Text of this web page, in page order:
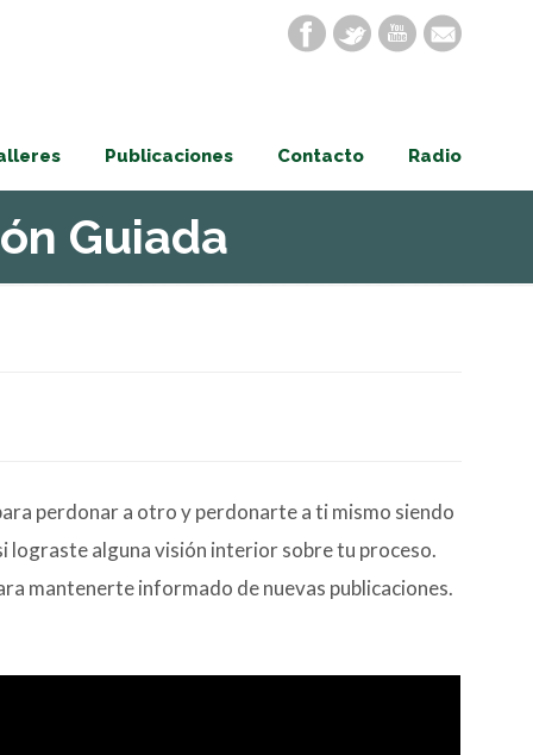
Publicaciones Contacto Radio
Guiada
perdonar a otro y perdonarte a ti mismo siendo
lograste alguna visión interior sobre tu proceso.
mantenerte informado de nuevas publicaciones.